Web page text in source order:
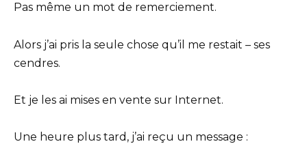
Pas même un mot de remerciement.
Alors j’ai pris la seule chose qu’il me restait – ses
cendres.
Et je les ai mises en vente sur Internet.
Une heure plus tard, j’ai reçu un message :